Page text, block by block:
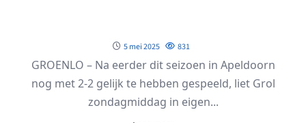
5 mei 2025 831
GROENLO – Na eerder dit seizoen in Apeldoorn
nog met 2-2 gelijk te hebben gespeeld, liet Grol
zondagmiddag in eigen...